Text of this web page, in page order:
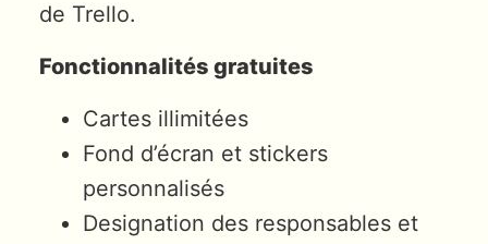
de Trello.
Fonctionnalités gratuites
Cartes illimitées
Fond d’écran et stickers
personnalisés
Designation des responsables et